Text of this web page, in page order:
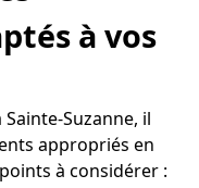
à vos
Suzanne, il
appropriés en
à considérer :